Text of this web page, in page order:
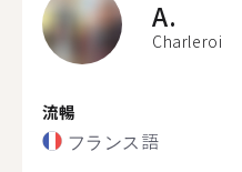
A.
Charleroi
流暢
フランス語